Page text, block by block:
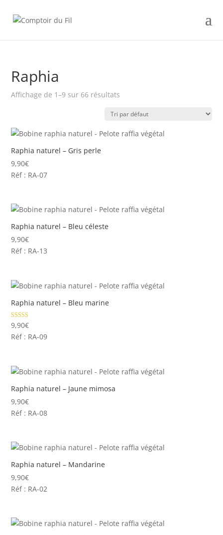
Raphia
Affichage de 1–9 sur 66 résultats
Raphia naturel – Gris perle
9,90€
Réf : RA-07
Raphia naturel – Bleu céleste
9,90€
Réf : RA-13
Raphia naturel – Bleu marine
Note
5.00
sur 5
9,90€
Réf : RA-09
Raphia naturel – Jaune mimosa
9,90€
Réf : RA-08
Raphia naturel – Mandarine
9,90€
Réf : RA-02